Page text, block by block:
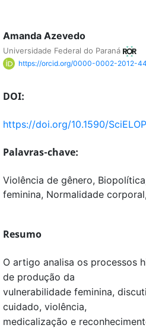
Amanda Azevedo
Universidade Federal do Paraná
https://orcid.org/0000-0002-2012-
DOI:
https://doi.org/10.1590/
Palavras-chave:
Violência de gênero,
feminina, Normalidade
Resumo
O artigo analisa os processos
de produção da
vulnerabilidade feminina,
cuidado, violência,
medicalização e